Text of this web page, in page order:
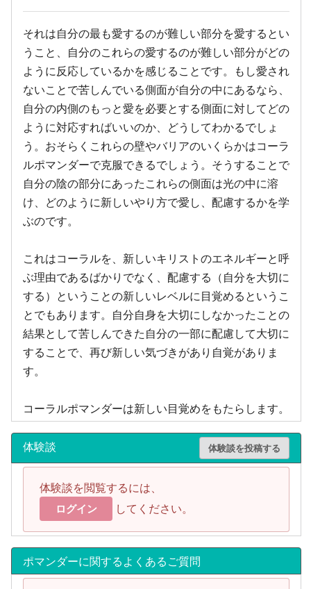
それは自分の最も愛するのが難しい部分を愛するとい
うこと、自分のこれらの愛するのが難しい部分がどの
ように反応しているかを感じることです。もし愛され
ないことで苦しんでいる側面が自分の中にあるなら、
自分の内側のもっと愛を必要とする側面に対してどの
ように対応すればいいのか、どうしてわかるでしょ
う。おそらくこれらの壁やバリアのいくらかはコーラ
ルポマンダーで克服できるでしょう。そうすることで
自分の陰の部分にあったこれらの側面は光の中に溶
け、どのように新しいやり方で愛し、配慮するかを学
ぶのです。
これはコーラルを、新しいキリストのエネルギーと呼
ぶ理由であるばかりでなく、配慮する（自分を大切に
する）ということの新しいレベルに目覚めるというこ
とでもあります。自分自身を大切にしなかったことの
結果として苦しんできた自分の一部に配慮して大切に
することで、再び新しい気づきがあり自覚がありま
す。
コーラルポマンダーは新しい目覚めをもたらします。
体験談 体験談を投稿する
体験談を閲覧するには、
ログイン してください。
ポマンダーに関するよくあるご質問